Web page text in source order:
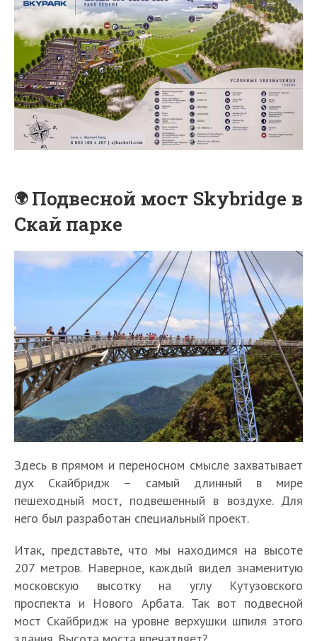
Подвесной мост Skybridge в
Скай парке
Здесь в прямом и переносном смысле захватывает
дух Скайбридж – самый длинный в мире
пешеходный мост, подвешенный в воздухе. Для
него был разработан специальный проект.
Итак, представьте, что мы находимся на высоте
207 метров. Наверное, каждый видел знаменитую
московскую высотку на углу Кутузовского
проспекта и Нового Арбата. Так вот подвесной
мост Скайбридж на уровне верхушки шпиля этого